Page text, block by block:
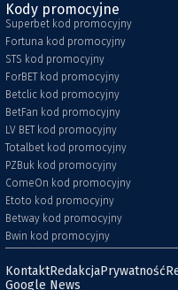
Kody promocyjne
Superbet kod promocyjny
Fortuna kod promocyjny
STS kod promocyjny
ForBET kod promocyjny
Betclic kod promocyjny
BetFan kod promocyjny
LV BET kod promocyjny
Totalbet kod promocyjny
PZBuk kod promocyjny
ComeOn kod promocyjny
Etoto kod promocyjny
Betway kod promocyjny
Bwin kod promocyjny
KontaktRedakcjaPrywatność
Google News